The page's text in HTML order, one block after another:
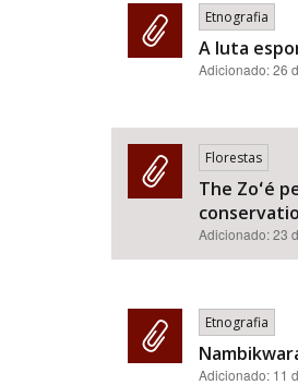
Etnografia
A luta
Adicionado:26
Florestas
The Zoʻé
Adicionado:23
Etnografia
Adicionado: 11